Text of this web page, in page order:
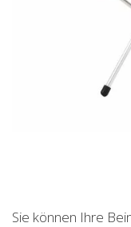
Sie können Ihre